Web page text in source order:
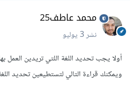
محمد عاطف25
نشر3 يوليو
أولا يجب تحديد اللغة اللتي تريدين
ويمكنك قراءة التالي لتستطيعين تحديد